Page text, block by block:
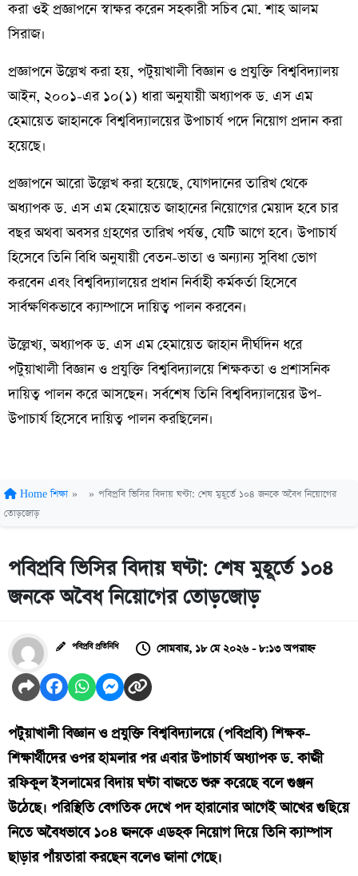
করা ওই প্রজ্ঞাপনে স্বাক্ষর করেন সহকারী সচিব মো. শাহ আলম
সিরাজ।
প্রজ্ঞাপনে উল্লেখ করা হয়, পটুয়াখালী বিজ্ঞান ও প্রযুক্তি বিশ্ববিদ্যালয়
আইন, ২০০১-এর ১০(১) ধারা অনুযায়ী অধ্যাপক ড. এস এম
হেমায়েত জাহানকে বিশ্ববিদ্যালয়ের উপাচার্য পদে নিয়োগ প্রদান করা
হয়েছে।
প্রজ্ঞাপনে আরো উল্লেখ করা হয়েছে, যোগদানের তারিখ থেকে
অধ্যাপক ড. এস এম হেমায়েত জাহানের নিয়োগের মেয়াদ হবে চার
বছর অথবা অবসর গ্রহণের তারিখ পর্যন্ত, যেটি আগে হবে। উপাচার্য
হিসেবে তিনি বিধি অনুযায়ী বেতন-ভাতা ও অন্যান্য সুবিধা ভোগ
করবেন এবং বিশ্ববিদ্যালয়ের প্রধান নির্বাহী কর্মকর্তা হিসেবে
সার্বক্ষণিকভাবে ক্যাম্পাসে দায়িত্ব পালন করবেন।
উল্লেখ্য, অধ্যাপক ড. এস এম হেমায়েত জাহান দীর্ঘদিন ধরে
পটুয়াখালী বিজ্ঞান ও প্রযুক্তি বিশ্ববিদ্যালয়ে শিক্ষকতা ও প্রশাসনিক
দায়িত্ব পালন করে আসছেন। সর্বশেষ তিনি বিশ্ববিদ্যালয়ের উপ-
উপাচার্য হিসেবে দায়িত্ব পালন করছিলেন।
Home শিক্ষা » » পবিপ্রবি ভিসির বিদায় ঘণ্টা: শেষ মুহূর্তে ১০৪ জনকে অবৈধ নিয়োগের
তোড়জোড়
পবিপ্রবি ভিসির বিদায় ঘণ্টা: শেষ মুহূর্তে ১০৪
জনকে অবৈধ নিয়োগের তোড়জোড়
পবিপ্রবি প্রতিনিধি সোমবার, ১৮ মে ২০২৬ - ৮:১৩ অপরাহ্ন
পটুয়াখালী বিজ্ঞান ও প্রযুক্তি বিশ্ববিদ্যালয়ে (পবিপ্রবি) শিক্ষক-
শিক্ষার্থীদের ওপর হামলার পর এবার উপাচার্য অধ্যাপক ড. কাজী
রফিকুল ইসলামের বিদায় ঘণ্টা বাজতে শুরু করেছে বলে গুঞ্জন
উঠেছে। পরিস্থিতি বেগতিক দেখে পদ হারানোর আগেই আখের গুছিয়ে
নিতে অবৈধভাবে ১০৪ জনকে এডহক নিয়োগ দিয়ে তিনি ক্যাম্পাস
ছাড়ার পাঁয়তারা করছেন বলেও জানা গেছে।